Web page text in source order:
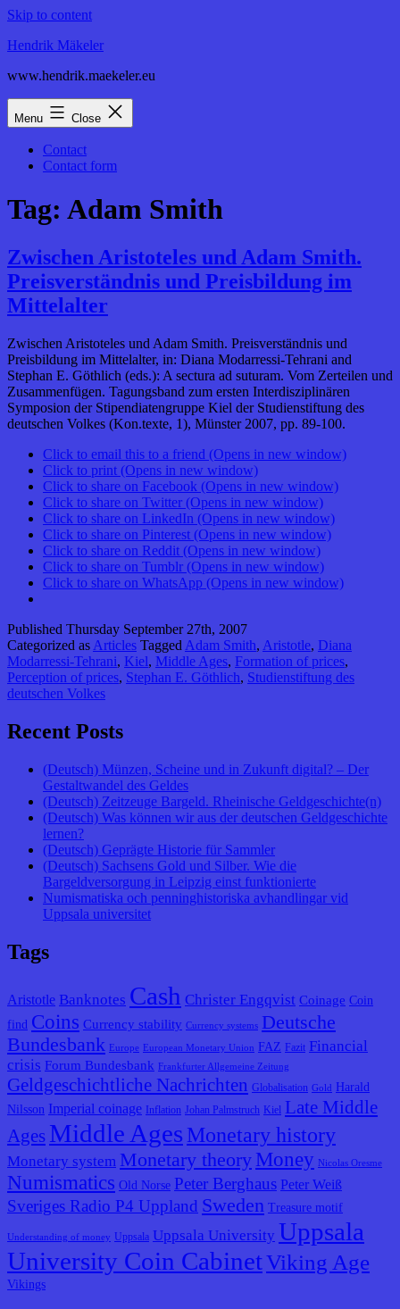
Skip to content
Hendrik Mäkeler
www.hendrik.maekeler.eu
Menu Close
Contact
Contact form
Tag: Adam Smith
Zwischen Aristoteles und Adam Smith.
Preisverständnis und Preisbildung im
Mittelalter
Zwischen Aristoteles und Adam Smith. Preisverständnis und
Preisbildung im Mittelalter, in: Diana Modarressi-Tehrani and
Stephan E. Göthlich (eds.): A sectura ad suturam. Vom Zerteilen und
Zusammenfügen. Tagungsband zum ersten Interdisziplinären
Symposion der Stipendiatengruppe Kiel der Studienstiftung des
deutschen Volkes (Kon.texte, 1), Münster 2007, pp. 89-100.
Click to email this to a friend (Opens in new window)
Click to print (Opens in new window)
Click to share on Facebook (Opens in new window)
Click to share on Twitter (Opens in new window)
Click to share on LinkedIn (Opens in new window)
Click to share on Pinterest (Opens in new window)
Click to share on Reddit (Opens in new window)
Click to share on Tumblr (Opens in new window)
Click to share on WhatsApp (Opens in new window)
Published Thursday September 27th, 2007
Categorized as Articles Tagged Adam Smith, Aristotle, Diana
Modarressi-Tehrani, Kiel, Middle Ages, Formation of prices,
Perception of prices, Stephan E. Göthlich, Studienstiftung des
deutschen Volkes
Recent Posts
(Deutsch) Münzen, Scheine und in Zukunft digital? – Der
Gestaltwandel des Geldes
(Deutsch) Zeitzeuge Bargeld. Rheinische Geldgeschichte(n)
(Deutsch) Was können wir aus der deutschen Geldgeschichte
lernen?
(Deutsch) Geprägte Historie für Sammler
(Deutsch) Sachsens Gold und Silber. Wie die
Bargeldversorgung in Leipzig einst funktionierte
Numismatiska och penninghistoriska avhandlingar vid
Uppsala universitet
Tags
Aristotle Banknotes Cash Christer Engqvist Coinage Coin
find Coins Currency stability Currency systems Deutsche
Bundesbank
Europe European Monetary Union FAZ Fazit Financial
crisis Forum Bundesbank Frankfurter Allgemeine Zeitung
Geldgeschichtliche Nachrichten Globalisation Gold
Harald
Nilsson Imperial coinage Inflation Johan Palmstruch Kiel Late Middle
Ages Middle Ages Monetary history
Monetary system Monetary theory Money Nicolas Oresme
Numismatics Old Norse Peter Berghaus Peter Weiß
Sveriges Radio P4 Uppland Sweden Treasure motif
Understanding of money Uppsala Uppsala University Uppsala
University Coin CabinetViking Age
Vikings